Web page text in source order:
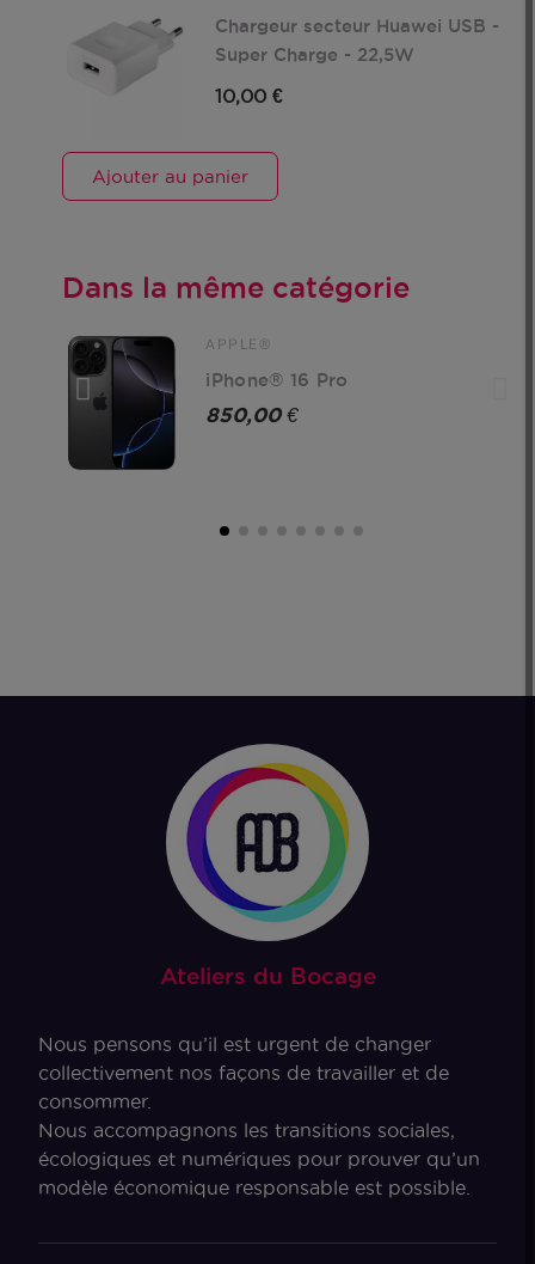
Chargeur secteur Huawei USB -
Super Charge - 22,5W
10,00 €
Ajouter au panier
Dans la même catégorie
APPLE®
iPhone® 16 Pro
850,00 €
Ateliers du Bocage
Nous pensons qu’il est urgent de changer
collectivement nos façons de travailler et de
consommer.
Nous accompagnons les transitions sociales,
écologiques et numériques pour prouver qu’un
modèle économique responsable est possible.